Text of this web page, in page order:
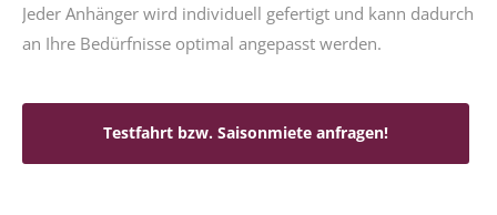
Jeder Anhänger wird individuell gefertigt und kann dadurch
an Ihre Bedürfnisse optimal angepasst werden.
Testfahrt bzw. Saisonmiete anfragen!